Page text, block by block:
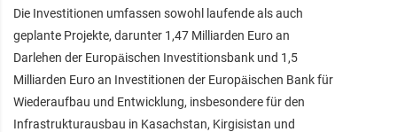
Die Investitionen umfassen sowohl laufende als auch
geplante Projekte, darunter 1,47 Milliarden Euro an
Darlehen der Europäischen Investitionsbank und 1,5
Milliarden Euro an Investitionen der Europäischen Bank für
Wiederaufbau und Entwicklung, insbesondere für den
Infrastrukturausbau in Kasachstan, Kirgisistan und